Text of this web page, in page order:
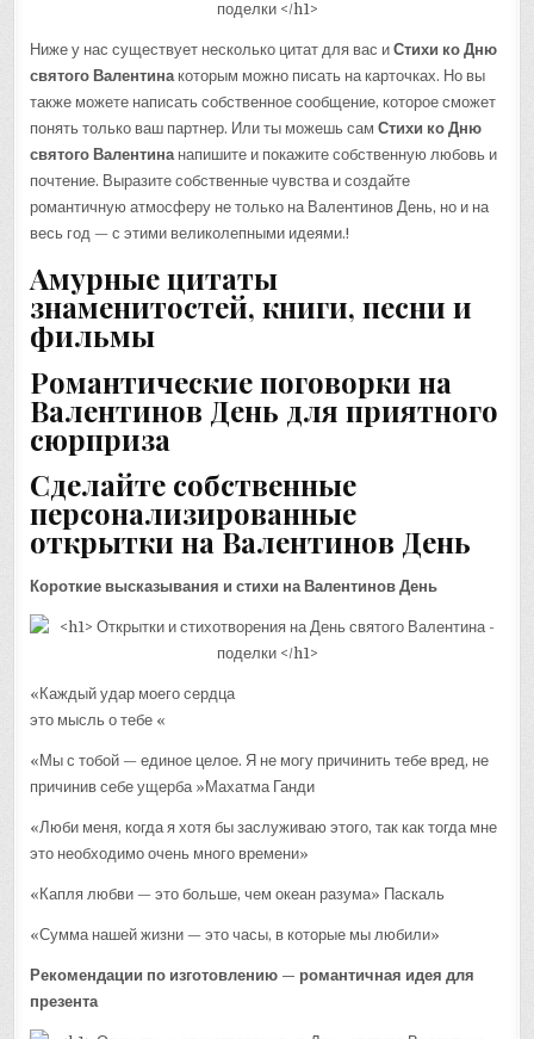
Ниже у нас существует несколько цитат для вас иСтихи ко Дню
святого Валентина которым можно писать на карточках. Но вы
также можете написать собственное сообщение, которое сможет
понять только ваш партнер. Или ты можешь самСтихи ко Дню
святого Валентина напишите и покажите собственную любовь и
почтение. Выразите собственные чувства и создайте
романтичную атмосферу не только на Валентинов День, но и на
весь год — с этими великолепными идеями.!
Амурные цитаты
знаменитостей, книги, песни и
фильмы
Романтические поговорки на
Валентинов День для приятного
сюрприза
Сделайте собственные
персонализированные
открытки на Валентинов День
Короткие высказывания и стихи на Валентинов День
«Каждый удар моего сердца
это мысль о тебе «
«Мы с тобой — единое целое. Я не могу причинить тебе вред, не
причинив себе ущерба »Махатма Ганди
«Люби меня, когда я хотя бы заслуживаю этого, так как тогда мне
это необходимо очень много времени»
«Капля любви — это больше, чем океан разума» Паскаль
«Сумма нашей жизни — это часы, в которые мы любили»
Рекомендации по изготовлению — романтичная идея для
презента